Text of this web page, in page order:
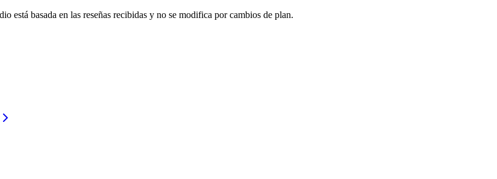
está basada en las reseñas recibidas y no se modifica por cambios de plan.